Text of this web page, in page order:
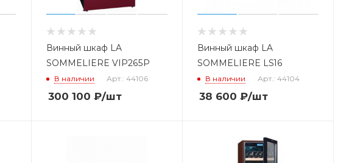
Винный шкаф LA
SOMMELIERE VIP265P
В наличии Арт.: 44106
300 100 ₽/шт
Винный шкаф LA
SOMMELIERE LS16
В наличии Арт.: 44104
38 600 ₽/шт